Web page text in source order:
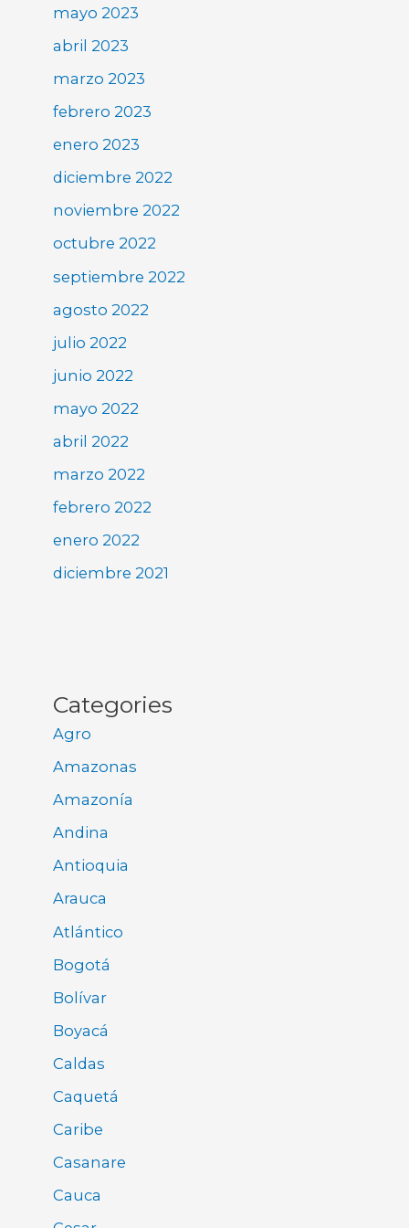
mayo 2023
abril 2023
marzo 2023
febrero 2023
enero 2023
diciembre 2022
noviembre 2022
octubre 2022
septiembre 2022
agosto 2022
julio 2022
junio 2022
mayo 2022
abril 2022
marzo 2022
febrero 2022
enero 2022
diciembre 2021
Categories
Agro
Amazonas
Amazonía
Andina
Antioquia
Arauca
Atlántico
Bogotá
Bolívar
Boyacá
Caldas
Caquetá
Caribe
Casanare
Cauca